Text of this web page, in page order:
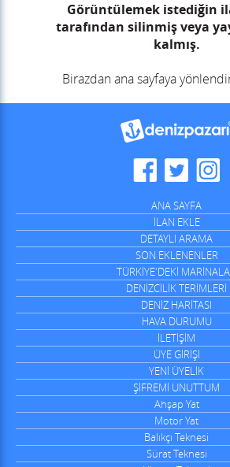
Görüntülemek istediğin
tarafından silinmiş veya
kalmış.
Birazdan ana sayfaya
ANA SAYFA
İLAN EKLE
DETAYLI ARAMA
SON EKLENENLER
TÜRKİYE'DEKİ
DENİZCİLİK TERİMLERİ
DENİZ HARİTASI
HAVA DURUMU
İLETİŞİM
ÜYE GİRİŞİ
YENİ ÜYELİK
ŞİFREMİ UNUTTUM
Ahşap Yat
Motor Yat
Balıkçı Teknesi
Sürat Teknesi